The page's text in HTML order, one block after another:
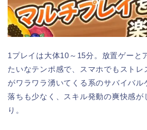
1プレイは大体10～15分。放置ゲーと
たいなテンポ感で、スマホでもストレ
がワラワラ湧いてくる系のサバイバル
落ちも少なく、スキル発動の爽快感が
り。